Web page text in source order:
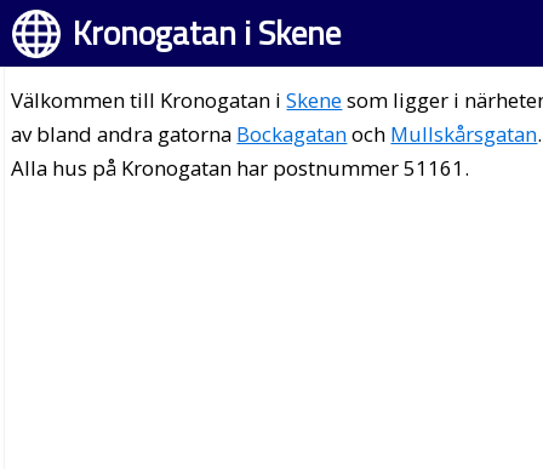
Kronogatan i Skene
Välkommen till Kronogatan iSkenesom ligger i
av bland andra gatorna Bockagatanoch Mullskårsgatan.
Alla hus på Kronogatan har postnummer 51161.